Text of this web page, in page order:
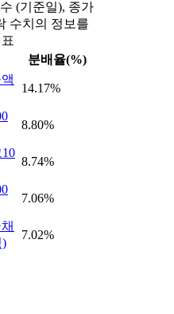
(기준일), 종가
수치의 정보를
분배율(%)
14.17%
8.80%
8.74%
7.06%
)
7.02%